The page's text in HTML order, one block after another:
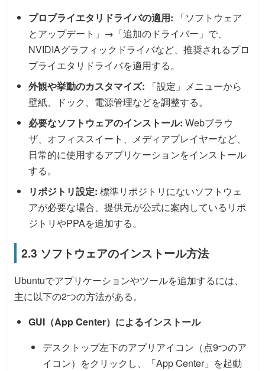
プロプライエタリドライバの適用: 「ソフトウェア
とアップデート」→「追加のドライバー」で、
NVIDIAグラフィックドライバなど、推奨されるプロ
プライエタリドライバを適用する。
外観や挙動のカスタマイズ: 「設定」メニューから
壁紙、ドック、電源管理などを調整する。
必要なソフトウェアのインストール: Webブラウ
ザ、オフィススイート、メディアプレイヤーなど、
日常的に使用するアプリケーションをインストール
する。
リポジトリ設定: 標準リポジトリにないソフトウェ
アが必要な場合、提供元が公式に案内しているリポ
ジトリやPPAを追加する。
2.3 ソフトウェアのインストール方法
Ubuntuでアプリケーションやツールを追加するには、
主に以下の2つの方法がある。
GUI（App Center）によるインストール
デスクトップ左下のアプリアイコン（点9つのア
イコン）をクリックし、「App Center」を起動